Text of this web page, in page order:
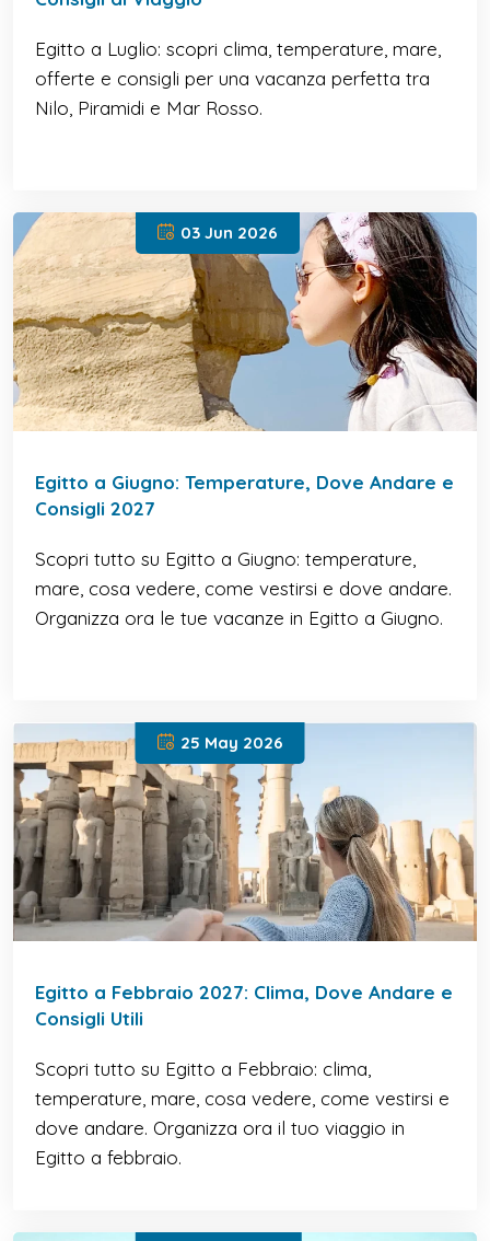
Egitto a Luglio: scopri clima, temperature, mare,
offerte e consigli per una vacanza perfetta tra
Nilo, Piramidi e Mar Rosso.
03 Jun 2026
Egitto a Giugno: Temperature, Dove Andare e
Consigli 2027
Scopri tutto su Egitto a Giugno: temperature,
mare, cosa vedere, come vestirsi e dove andare.
Organizza ora le tue vacanze in Egitto a Giugno.
25 May 2026
Egitto a Febbraio 2027: Clima, Dove Andare e
Consigli Utili
Scopri tutto su Egitto a Febbraio: clima,
temperature, mare, cosa vedere, come vestirsi e
dove andare. Organizza ora il tuo viaggio in
Egitto a febbraio.